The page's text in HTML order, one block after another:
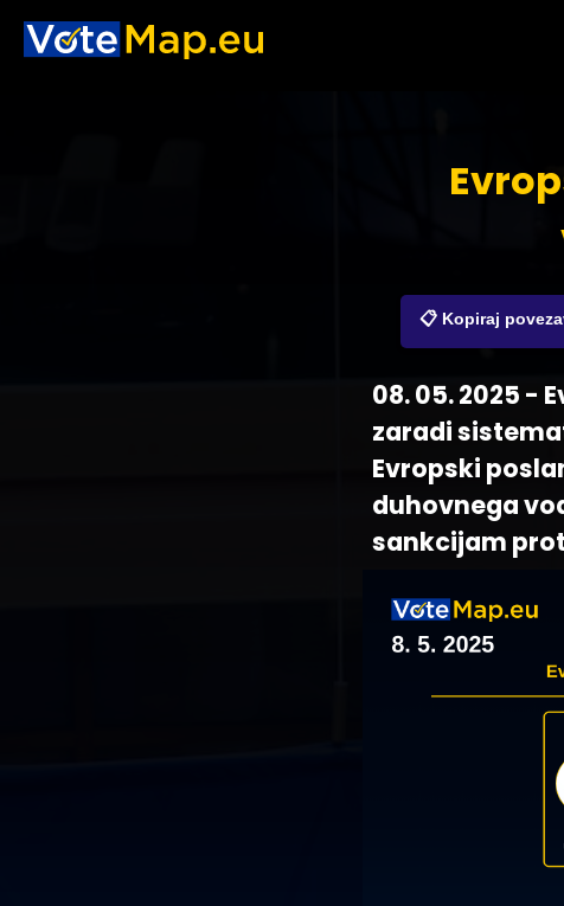
📋 Kopiraj
08. 05. 2025 -
zaradi
Evropski
duhovnega
sankcijam